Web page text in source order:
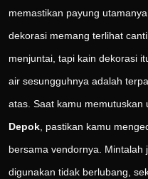
memastikan payung
dekorasi memang terlihat
menjuntai, tapi kain dekorasi
air sesungguhnya adalah
atas. Saat kamu memutuskan
Depok , pastikan kamu
bersama vendornya. Mintalah
digunakan tidak berlubang,